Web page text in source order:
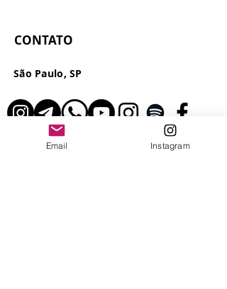
CONTATO
São Paulo, SP
Email Instagram